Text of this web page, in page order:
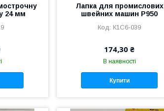
24 мм
Лапка для промислових
швейних машин P950
К1С6-039
174,30 ₴
В наявності
Купити